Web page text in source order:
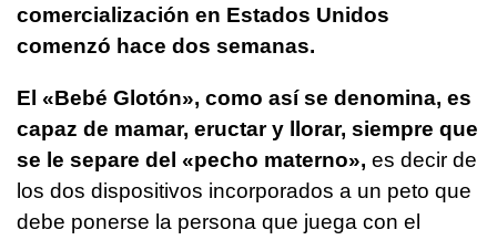
comercialización en Estados Unidos
comenzó hace dos semanas.
El «Bebé Glotón», como así se denomina, es
capaz de mamar, eructar y llorar, siempre que
se le separe del «pecho materno», es decir de
los dos dispositivos incorporados a un peto que
debe ponerse la persona que juega con el